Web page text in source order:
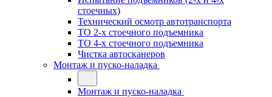
стоечных)
Технический осмотр автотранспорта
ТО 2-х стоечного подъемника
ТО 4-х стоечного подъемника
Чистка автосканеров
Монтаж и пуско-наладка
Монтаж и пуско-наладка